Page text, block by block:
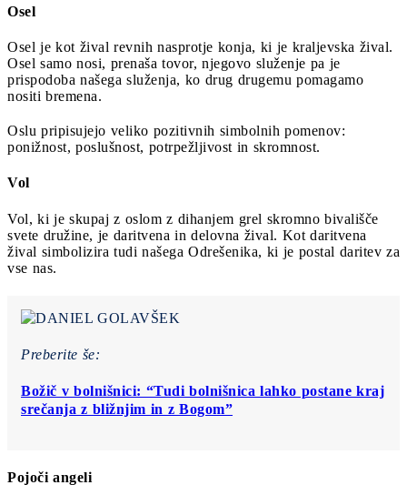
Osel
Osel je kot žival revnih nasprotje konja, ki je kraljevska žival.
Osel samo nosi, prenaša tovor, njegovo služenje pa je
prispodoba našega služenja, ko drug drugemu pomagamo
nositi bremena.
Oslu pripisujejo veliko pozitivnih simbolnih pomenov:
ponižnost, poslušnost, potrpežljivost in skromnost.
Vol
Vol, ki je skupaj z oslom z dihanjem grel skromno bivališče
svete družine, je daritvena in delovna žival. Kot daritvena
žival simbolizira tudi našega Odrešenika, ki je postal daritev za
vse nas.
Preberite še:
Božič v bolnišnici: “Tudi bolnišnica lahko postane kraj
srečanja z bližnjim in z Bogom”
Pojoči angeli